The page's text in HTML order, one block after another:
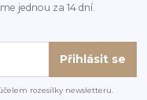
jednou za 14 dní.
Přihlásit se
rozesílky newsletteru.